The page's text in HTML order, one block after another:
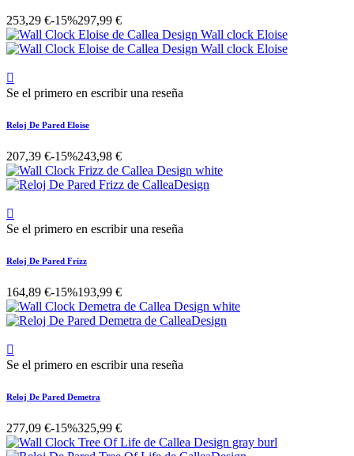
253,29 €-15%297,99 €

Se el primero en escribir una reseña
Reloj De Pared Eloise
207,39 €-15%243,98 €

Se el primero en escribir una reseña
Reloj De Pared Frizz
164,89 €-15%193,99 €

Se el primero en escribir una reseña
Reloj De Pared Demetra
277,09 €-15%325,99 €